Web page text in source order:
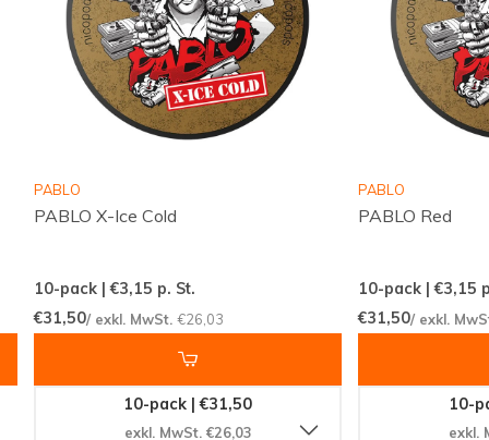
Inhalt pro Dose (Gramm):15.40
Hersteller:Promotorzy Trading
Ein Produkt für Kenner und Neulinge
die Welt der
eintauchen, BAGZ
Glacier Mint Extreme bietet Ihnen eine
Geschmack. Die schlanke Größe der Beutel sorgt für
eine diskrete Anwendung, ohne auf die starke
Wirkung verzichten zu müssen.
Jetzt kaufen und die Frische erleben
PABLO
PABLO X-Ice Cold
10-pack | €3,15 p. St.
€31,50/ exkl. MwSt.€26,03
10-pack | €31,50
exkl. MwSt. €26,03
PABLO
PABLO Red
10-pack | €3,15
€31,50/ exkl.
10-
exkl.